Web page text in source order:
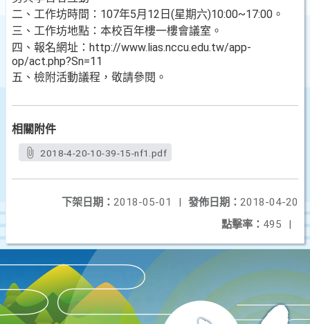
二、工作坊時間：107年5月12日(星期六)10:00~17:00。
三、工作坊地點：本校百年樓一樓會議室。
四、報名網址：http://www.lias.nccu.edu.tw/app-
op/act.php?Sn=11
五、檢附活動議程，敬請參閱。
相關附件
2018-4-20-10-39-15-nf1.pdf
發佈日期： 2018-04-20
下架日期： 2018-05-01
|
點擊率： 495 |